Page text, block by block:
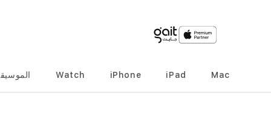
Mac
iPad
iPhone
Watch